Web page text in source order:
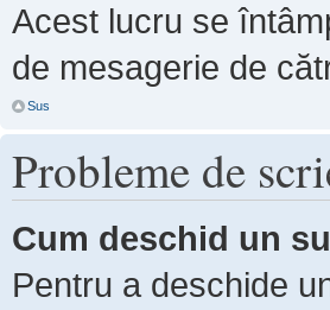
Acest lucru se
de mesagerie de
Sus
Probleme de
Cum deschid un
Pentru a deschide